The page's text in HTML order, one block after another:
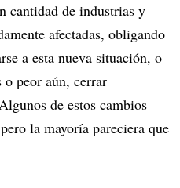
cantidad de industrias y
afectadas, obligando
a esta nueva situación, o
o peor aún, cerrar
de estos cambios
la mayoría pareciera que